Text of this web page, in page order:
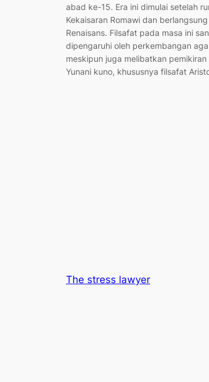
abad ke-15. Era ini dimulai setelah
Kekaisaran Romawi dan
Renaisans. Filsafat pada masa ini
dipengaruhi oleh perkembangan
meskipun juga melibatkan
Yunani kuno, khususnya filsafat
The stress lawyer